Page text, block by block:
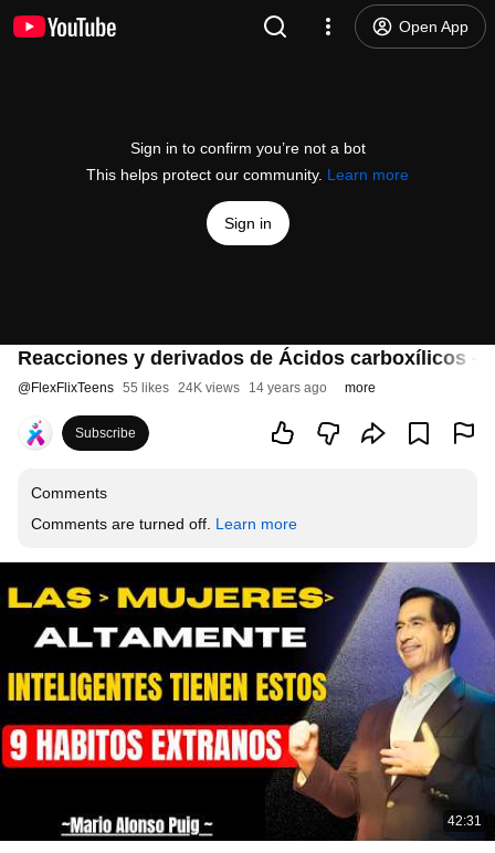
Open App
Sign in to confirm you’re not a bot
This helps protect our community. Learn more
Sign in
Reacciones y derivados de Ácidos carboxílicos -
@FlexFlixTeens 55 likes 24K views 14 years ago more
Subscribe
Comments
Comments are turned off. Learn more
42:31